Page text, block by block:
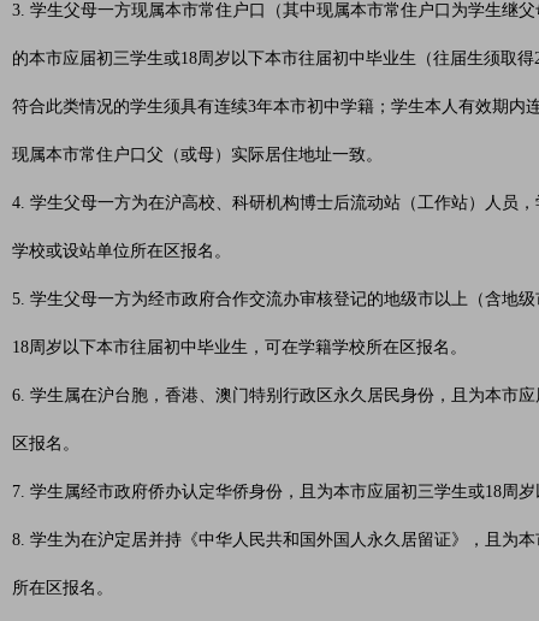
3. 学生父母一方现属本市常住户口（其中现属本市常住户口为学生继
的本市应届初三学生或18周岁以下本市往届初中毕业生（往届生须取
符合此类情况的学生须具有连续3年本市初中学籍；学生本人有效期内
现属本市常住户口父（或母）实际居住地址一致。
4. 学生父母一方为在沪高校、科研机构博士后流动站（工作站）人员
学校或设站单位所在区报名。
5. 学生父母一方为经市政府合作交流办审核登记的地级市以上（含地
18周岁以下本市往届初中毕业生，可在学籍学校所在区报名。
6. 学生属在沪台胞，香港、澳门特别行政区永久居民身份，且为本市
区报名。
7. 学生属经市政府侨办认定华侨身份，且为本市应届初三学生或18周
8. 学生为在沪定居并持《中华人民共和国外国人永久居留证》，且为
所在区报名。